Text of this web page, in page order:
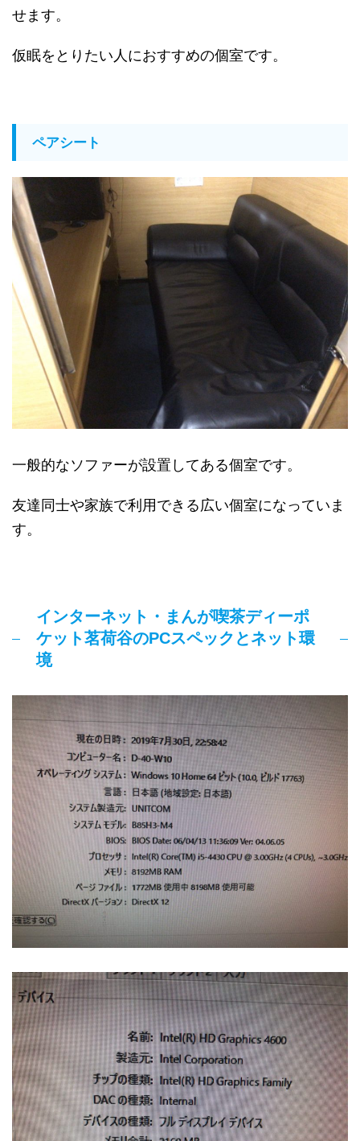
せます。
仮眠をとりたい人におすすめの個室です。
ペアシート
一般的なソファーが設置してある個室です。
友達同士や家族で利用できる広い個室になっていま
す。
インターネット・まんが喫茶ディーポ
ケット茗荷谷のPCスペックとネット環
境